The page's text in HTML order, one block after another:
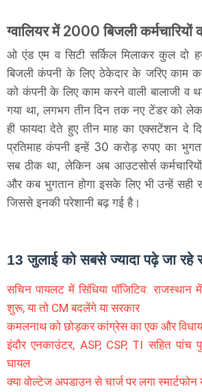
ग्वालियर में 2000 बिजली कर्मचारियों
ओ एंड एम व सिटी सर्किल मिलाकर कुल दो
बिजली कंपनी के लिए ठेकेदार के जरिए काम
को कंपनी के लिए काम करने वाली बालाजी व
गया था, लगभग तीन दिन तक नए टेंडर को
ही फायदा देते हुए तीन माह का एक्सटेंशन दे
प्रतिमाह कंपनी इन्हें 30 करोड़ रुपए का
सब ठीक था, लेकिन अब आउटसोर्स
और कब भुगतान होगा इसके लिए भी उन्हें सही
जिससे इनकी परेशानी बढ़ गई है।
13 जुलाई को सबसे ज्यादा पढ़े जा रहे
सचिन पायलट में सिंधिया पॉजिटिव:
शुरू, या तो CM बदलेंगे या सरकार
कमलनाथ को छोड़कर कांग्रेस का एक और
इंदौर एनकाउंटर, ASP, CSP, TI सहित पांच
घायल
क्या वोल्टेज अपडाउन से चार्ज पर लगा स्मार्टफोन